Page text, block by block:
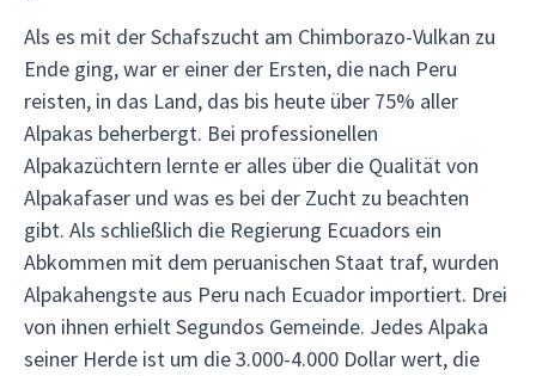
Als es mit der Schafszucht am Chimborazo-Vulkan zu
Ende ging, war er einer der Ersten, die nach Peru
reisten, in das Land, das bis heute über 75% aller
Alpakas beherbergt. Bei professionellen
Alpakazüchtern lernte er alles über die Qualität von
Alpakafaser und was es bei der Zucht zu beachten
gibt. Als schließlich die Regierung Ecuadors ein
Abkommen mit dem peruanischen Staat traf, wurden
Alpakahengste aus Peru nach Ecuador importiert. Drei
von ihnen erhielt Segundos Gemeinde. Jedes Alpaka
seiner Herde ist um die 3.000-4.000 Dollar wert, die